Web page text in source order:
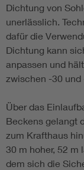
Dichtung von
unerlässlich.
dafür die
Dichtung kann
anpassen und
zwischen -30 und
Über das
Beckens gelangt
zum Krafthaus
30 m hoher, 52 m
dem sich die